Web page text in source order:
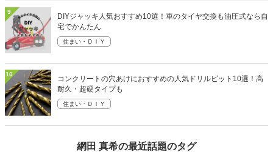
9
DIYジャッキ人気おすすめ10選！車のタイヤ交換も油圧式なら自
宅でかんたん
住まい・ＤＩＹ
10
コンクリートの穴あけにおすすめの人気ドリルビット10選！高
耐久・超硬タイプも
住まい・ＤＩＹ
網田 真希の最近話題のタグ